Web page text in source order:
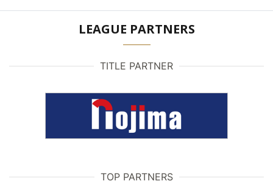
LEAGUE PARTNERS
TITLE PARTNER
TOP PARTNERS